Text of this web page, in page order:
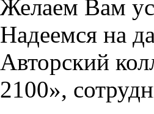
Желаем Вам
Надеемся на
Авторский
2100»,